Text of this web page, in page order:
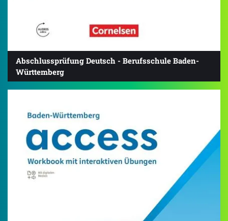
Abschlussprüfung Deutsch - Berufsschule Baden-
Württemberg